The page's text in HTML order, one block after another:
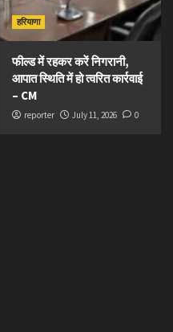
हरियाणा
फील्ड में रहकर करें निगरानी,
आपात स्थिति में हो त्वरित कार्रवाई
– CM
reporter July 11, 2026 0